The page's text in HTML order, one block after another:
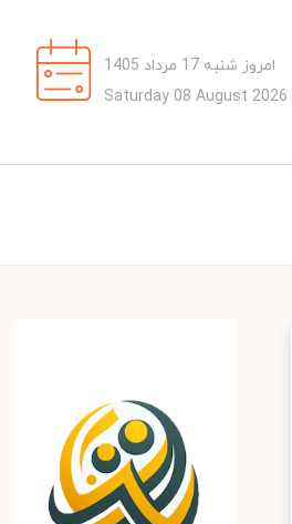
امروز شنبه 17 مرداد 1405
Saturday 08 August 2026